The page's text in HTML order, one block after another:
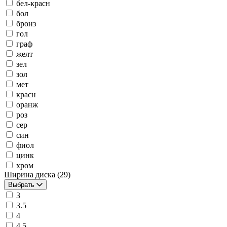
бел-красн
бол
бронз
гол
граф
желт
зел
зол
мет
красн
оранж
роз
сер
син
фиол
цинк
хром
Ширина диска (29)
Выбрать
3
3.5
4